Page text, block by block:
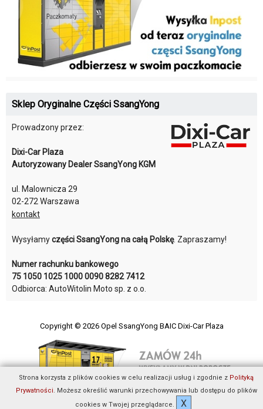
Sklep Oryginalne Części SsangYong
Prowadzony przez:
Dixi-Car Plaza
Autoryzowany Dealer SsangYong KGM
ul. Malownicza 29
02-272 Warszawa
kontakt
Wysyłamyczęści SsangYong na całą Polskę. Zapraszamy!
Numer rachunku bankowego
75 1050 1025 1000 0090 8282 7412
Odbiorca: AutoWitolin Moto sp. z o.o.
Copyright © 2026 Opel SsangYong BAIC Dixi-Car Plaza
Strona korzysta z plików cookies w celu realizacji usług i zgodnie z Polityką
Prywatności. Możesz określić warunki przechowywania lub dostępu do plików
cookies w Twojej przeglądarce.
X